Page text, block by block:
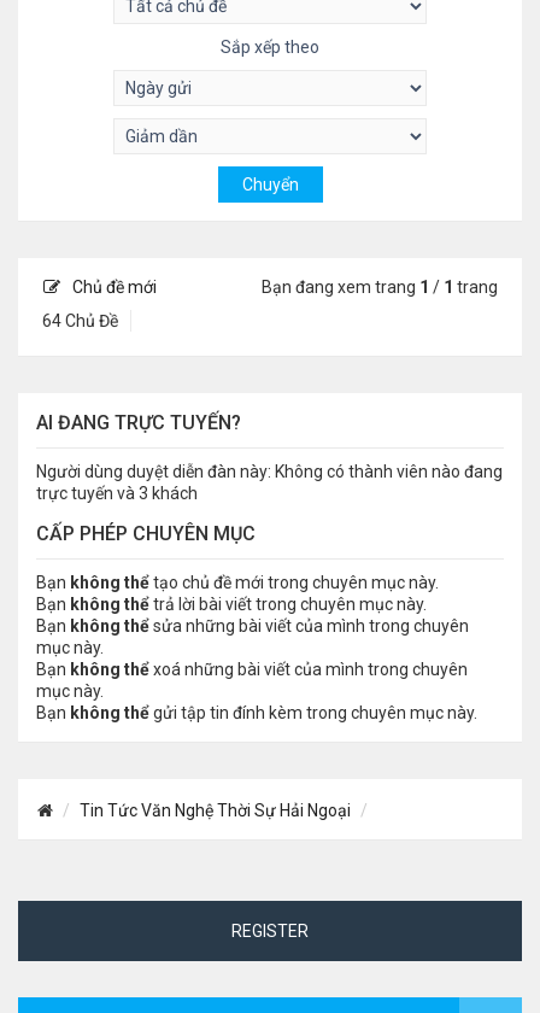
Sắp xếp theo
Chủ đề mới
64 Chủ Đề
Bạn đang xem trang 1 / 1 trang
AI ĐANG TRỰC TUYẾN?
Người dùng duyệt diễn đàn này: Không có thành viên nào đang
trực tuyến và 3 khách
CẤP PHÉP CHUYÊN MỤC
Bạn không thểtạo chủ đề mới trong chuyên mục này.
Bạn không thểtrả lời bài viết trong chuyên mục này.
Bạn không thểsửa những bài viết của mình trong chuyên
mục này.
Bạn không thểxoá những bài viết của mình trong chuyên
mục này.
Bạn không thểgửi tập tin đính kèm trong chuyên mục này.
Tin Tức Văn Nghệ Thời Sự Hải Ngoại
REGISTER